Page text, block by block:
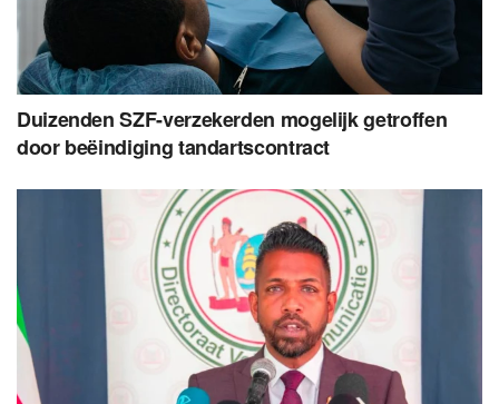
Duizenden SZF-verzekerden mogelijk getroffen
door beëindiging tandartscontract